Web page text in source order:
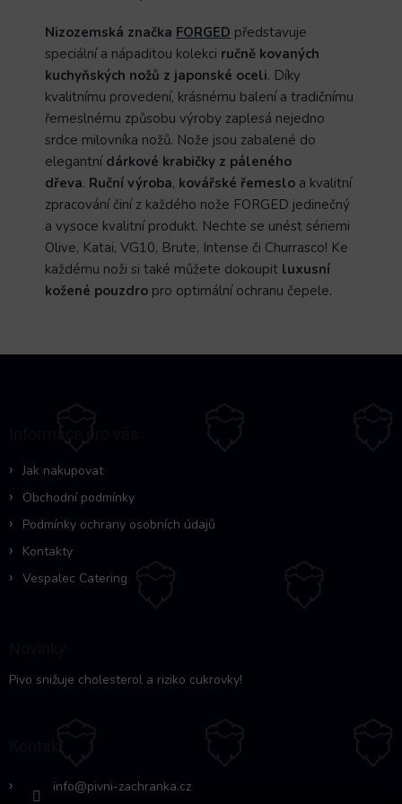
Nizozemská značka FORGED představuje
speciální a nápaditou kolekci ručně kovaných
kuchyňských nožů z japonské oceli. Díky
kvalitnímu provedení, krásnému balení a tradičnímu
řemeslnému způsobu výroby zaplesá nejedno
srdce milovníka nožů. Nože jsou zabalené do
elegantní dárkové krabičky z páleného
dřeva. Ruční výroba, kovářské řemeslo a kvalitní
zpracování činí z každého nože FORGED jedinečný
a vysoce kvalitní produkt. Nechte se unést sériemi
Olive, Katai, VG10, Brute, Intense či Churrasco! Ke
každému noži si také můžete dokoupit luxusní
kožené pouzdro pro optimální ochranu čepele.
Jak nakupovat
Obchodní podmínky
Podmínky ochrany osobních údajů
Kontakty
Vespalec Catering
Pivo snižuje cholesterol a riziko cukrovky!
info@pivni-zachranka.cz